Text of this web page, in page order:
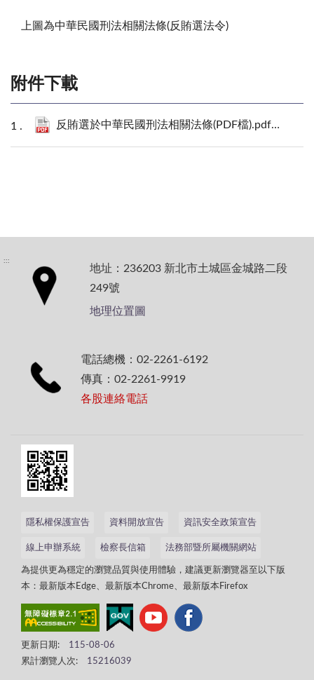
上圖為中華民國刑法相關法條(反賄選法令)
附件下載
反賄選於中華民國刑法相關法條(PDF檔).pdf 115 KB
:::
地址：236203 新北市土城區金城路二段
249號
地理位置圖
電話總機：02-2261-6192
傳真：02-2261-9919
各股連絡電話
隱私權保護宣告 資料開放宣告 資訊安全政策宣告
線上申辦系統 檢察長信箱 法務部暨所屬機關網站
為提供更為穩定的瀏覽品質與使用體驗，建議更新瀏覽器至以下版
本：最新版本Edge、最新版本Chrome、最新版本Firefox
更新日期:
115-08-06
累計瀏覽人次:
15216039